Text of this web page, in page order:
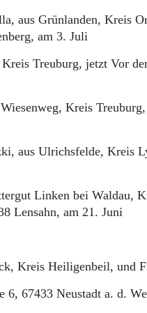
aus Grünlanden, Kreis
am 3. Juli
Treuburg, jetzt Vor
Kreis
aus Ulrichsfelde, Kreis
Linken bei Waldau,
Lensahn, am 21. Juni
Kreis Heiligenbeil, und
6, 67433 Neustadt a. d.